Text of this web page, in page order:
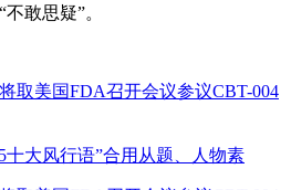
敢思疑”。
取美国FDA召开会议参议CBT-004
十大风行语”合用从题、人物素